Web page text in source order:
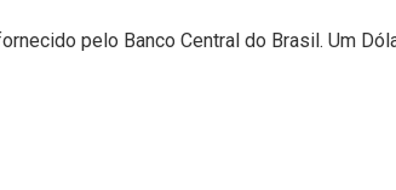
pelo Banco Central do Brasil. Um